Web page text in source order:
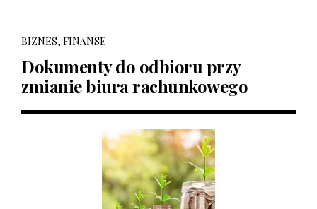
BIZNES, FINANSE
Dokumenty do odbioru przy
zmianie biura rachunkowego